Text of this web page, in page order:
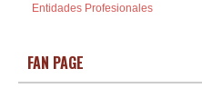
Entidades Profesionales
FAN PAGE